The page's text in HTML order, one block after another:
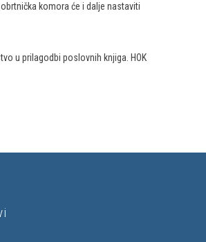
komora će i dalje nastaviti
u prilagodbi poslovnih knjiga. HOK